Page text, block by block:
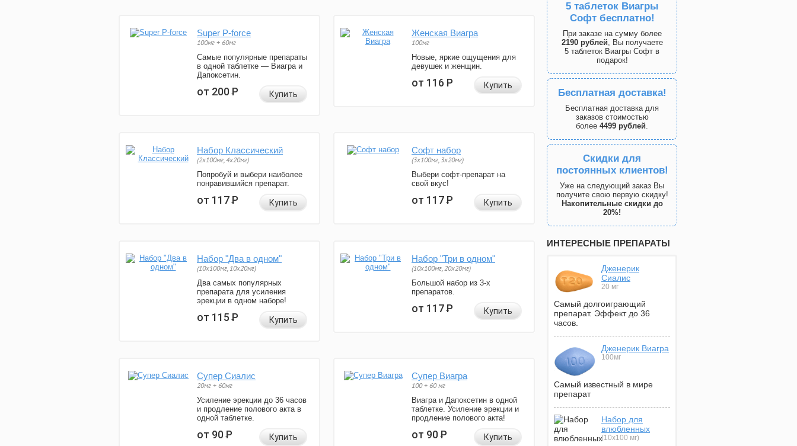
Super P-force
100мг + 60мг
Самые популярные препараты
в одной таблетке — Виагра и
Дапоксетин.
от 200Р Купить
Женская Виагра
100мг
Новые, яркие ощущения для
девушек и женщин.
от 116Р Купить
Набор Классический
(2x100мг, 4x20мг)
Попробуй и выбери наиболее
понравившийся препарат.
от 117Р Купить
Софт набор
(3x100мг, 3x20мг)
Выбери софт-препарат на
свой вкус!
от 117Р Купить
Набор "Два в одном"
(10x100мг, 10x20мг)
Два самых популярных
препарата для усиления
эрекции в одном наборе!
от 115Р Купить
Набор "Три в одном"
(10x100мг, 20x20мг)
Большой набор из 3-х
препаратов.
от 117Р Купить
Супер Сиалис
20мг + 60мг
Усиление эрекции до 36 часов
и продление полового акта в
одной таблетке.
от 90Р Купить
Супер Виагра
100 + 60 мг
Виагра и Дапоксетин в одной
таблетке. Усиление эрекции и
продление полового акта!
от 90Р Купить
5 таблеток Виагры
Софт бесплатно!
При заказе на сумму более
2190 рублей, Вы получаете
5 таблеток Виагры Софт в
подарок!
Бесплатная доставка!
Бесплатная доставка для
заказов стоимостью
более 4499 рублей.
Скидки для
постоянных клиентов!
Уже на следующий заказ Вы
получите свою первую скидку!
Накопительные скидки до
20%!
ИНТЕРЕСНЫЕ ПРЕПАРАТЫ
Дженерик
Сиалис
20 мг
Самый долгоиграющий
препарат. Эффект до 36
часов.
Дженерик Виагра
100мг
Самый известный в мире
препарат
Набор для
влюбленных
(10х100 мг)